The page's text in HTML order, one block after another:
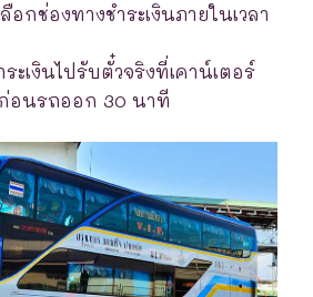
อกช่องทางชำระเงินภายในเวลา
ะเงินไปรับตั๋วจริงที่เคาน์เตอร์
อนรถออก 30 นาที